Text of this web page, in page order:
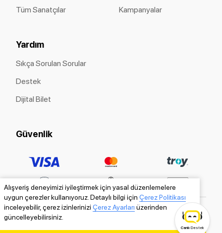
Alışveriş deneyimizi iyileştirmek için yasal düzenlemelere
uygun çerezler kullanıyoruz. Detaylı bilgi için Çerez Politikası
inceleyebilir, çerez izinlerinizi Çerez Ayarları üzerinden
güncelleyebilirsiniz.
Tüm Sanatçılar
Kampanyalar
Yardım
Sıkça Sorulan Sorular
Destek
Dijital Bilet
Güvenlik
Canlı Destek